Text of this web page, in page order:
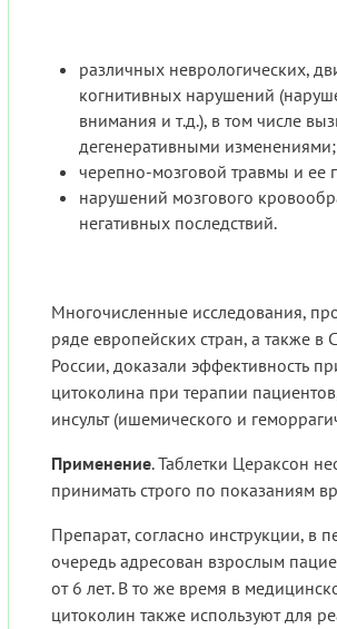
различных неврологических,
когнитивных нарушений
внимания и т.д.), в том числе
дегенеративными изменениями;
черепно-мозговой травмы и ее
нарушений мозгового
негативных последствий.
Многочисленные исследования,
ряде европейских стран, а также
России, доказали эффективность
цитоколина при терапии
инсульт (ишемического и
Применение. Таблетки Цераксон
принимать строго по показаниям
Препарат, согласно инструкции, в
очередь адресован взрослым
от 6 лет. В то же время в
цитоколин также используют для